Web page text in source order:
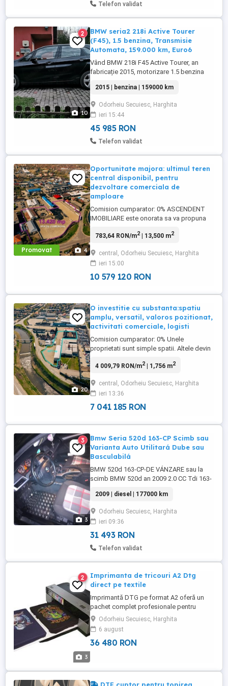
Telefon validat
10
2
BMW seria2 218i Active Tourer
(F45), 1.5 benzina, Transmisie
Automata, 159.000 km, Euro6
Vând BMW 218i F45 Active Tourer, an
fabricație 2015, motorizare 1.5 benzina
Mașina este într-o stare foarte bună, bine
întreținută, cu un consum redus și costuri
mici de exploatare. Ideală atât pentru oraș,
cât și pentru drumuri lungi. Detalii tehnice:
* ...
2015 | benzina | 159000 km
Odorheiu Secuiesc, Harghita
ieri 15:44
45 985 RON
Telefon validat
Promovat 4
Oportunitate majora: ultimul teren
central disponibil, pentru
dezvoltare comerciala de
amploare
Comision cumparator: 0% ASCENDENT
IMOBILIARE este onorata sa va propuna
investitori si dezvoltatori care cauta un
rapida a unui proiect comercial de
amploare. Cu o suprafata de aproximativ
13.420 mp, cu posibilitate de extindere ...
783,64 RON/m2| 13,500 m2
central, Odorheiu Secuiesc, Harghita
ieri 15:00
10 579 120 RON
20
O investitie cu substanta:spatiu
amplu, versatil, valoros pozitionat,
activitati comerciale, logisti
Comision cumparator: 0% Unele
proprietati sunt simple spatii. Altele devin
ASCENDENT IMOBILIARE este onorata sa
industrial-comercial cu pozitionare
strategica, vizibilitate excelenta si acces
facil, conceput pentru companii care
4 009,79 RON/m2| 1,756 m2
central, Odorheiu Secuiesc, Harghita
ieri 13:36
7 041 185 RON
3
3
Bmw Seria 520d 163-CP Scimb sau
Varianta Auto Utilitará Dube sau
Basculabilá
BMW 520d 163-CP-DE VÁNZARE sau la
scimb BMW 520d an 2009 2.0 CC Tdi 163-
plácutele in fatá spate scimbate si toate
consumabile filterele ulei de motor ect.. -
ATENTIE NUMAI 177.000 KM REAL fost
cumpárat NOUÁ -Scimb sau variante auto
Utilitará Basculabilá 3.5T ...
2009 | diesel | 177000 km
Odorheiu Secuiesc, Harghita
ieri 09:36
31 493 RON
Telefon validat
3
2
Imprimanta de tricouri A2 Dtg
direct pe textile
Imprimantă DTG pe format A2 oferă un
pachet complet profesionale pentru
imprimarea directa a bluzelor, tricourilor
polo, puloverelor sau altor articole textile.
Printeaza direct pe textile folosind
cerneala pigmentata special, rezistenta la
Odorheiu Secuiesc, Harghita
6 august
36 480 RON